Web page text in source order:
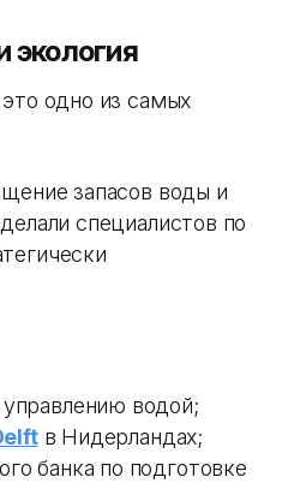
экология
одно из самых
запасов воды и
специалистов по
управлению водой;
в Нидерландах;
банка по подготовке